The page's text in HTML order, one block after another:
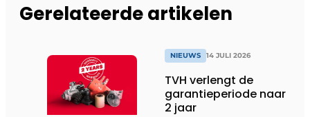
Gerelateerde artikelen
NIEUWS 14 JULI 2026
TVH verlengt de
garantieperiode naar
2 jaar